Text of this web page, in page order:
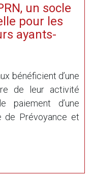
un socle
pour les
ayants-
bénéficient d’une
de leur activité
paiement d’une
de Prévoyance et